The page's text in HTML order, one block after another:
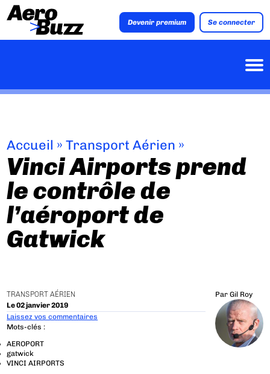
Devenir premium Se connecter
Accueil »Transport Aérien »
Vinci Airports prend
le contrôle de
l’aéroport de
Gatwick
TRANSPORT AÉRIEN
Le 02 janvier 2019
Par Gil Roy
Laissez vos commentaires
Mots-clés :
AEROPORT
gatwick
VINCI AIRPORTS